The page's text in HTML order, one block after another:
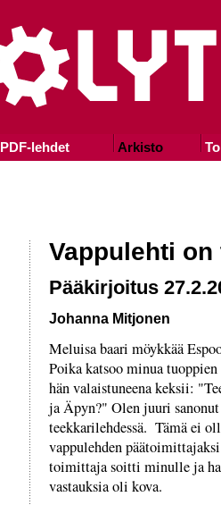
PDF-lehdet Arkisto
Vappulehti
Pääkirjoitus
Johanna Mitjonen
Meluisa baari möykkää
Poika katsoo minua
hän valaistuneena keksii:
ja Äpyn?" Olen juuri
teekkarilehdessä. Tämä ei
vappulehden
toimittaja soitti minulle ja
vastauksia oli kova.